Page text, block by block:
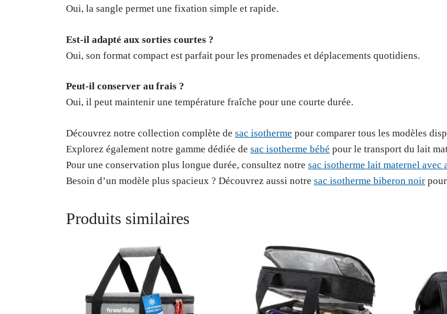
Oui, la sangle permet une fixation simple et rapide.
Est-il adapté aux sorties courtes ?
Oui, son format compact est parfait pour les promenades et déplacements quotidiens.
Peut-il conserver au frais ?
Oui, il peut maintenir une température fraîche pour une courte durée.
Découvrez notre collection complète de sac isotherme pour comparer tous les modèles
Explorez également notre gamme dédiée de sac isotherme bébé pour le transport du lait
Pour une conservation plus longue durée, consultez notre sac isotherme lait maternel avec
Besoin d’un modèle plus spacieux ? Découvrez aussi notre sac isotherme biberon noir
Produits similaires